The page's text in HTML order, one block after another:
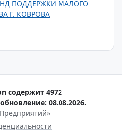
ПОДДЕРЖКИ МАЛОГО
Г. КОВРОВА
содержит 4972
08.08.2026.